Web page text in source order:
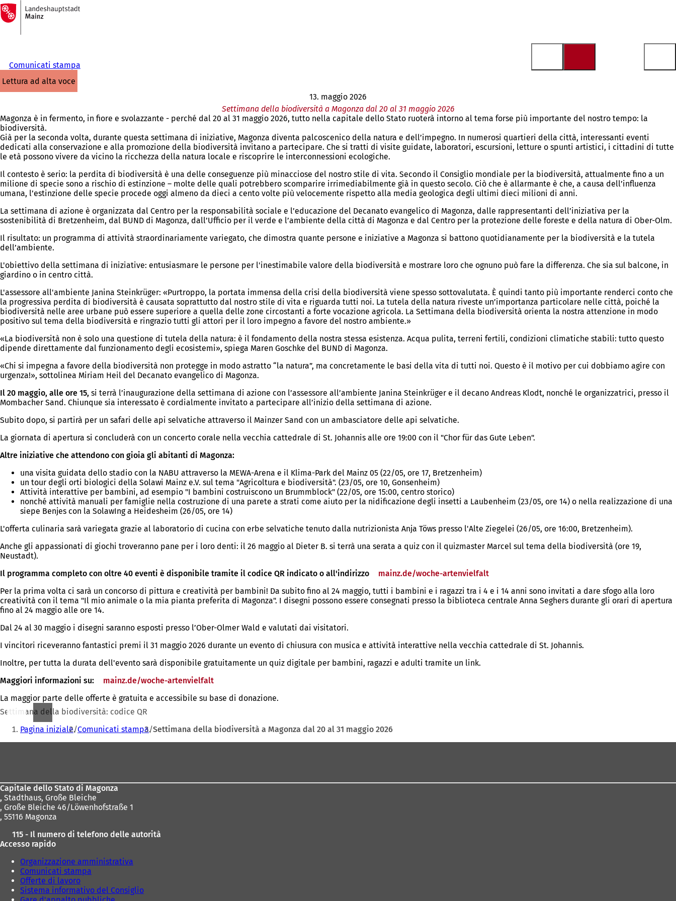
Vai al contenuto
Alla
pagina
iniziale
Comunicati stampa
lettura ad alta voce
13. maggio 2026
Settimana della biodiversità a Magonza dal 20 al 31 maggio 2026
Magonza è in fermento, in fiore e svolazzante - perché dal 20 al 31 maggio 2026, tutto nella capitale dello Stato ruoterà intorno al tema forse più importante del nostro tempo: la
biodiversità.
Già per la seconda volta, durante questa settimana di iniziative, Magonza diventa palcoscenico della natura e dell’impegno. In numerosi quartieri della città, interessanti eventi
dedicati alla conservazione e alla promozione della biodiversità invitano a partecipare. Che si tratti di visite guidate, laboratori, escursioni, letture o spunti artistici, i cittadini di tutte
le età possono vivere da vicino la ricchezza della natura locale e riscoprire le interconnessioni ecologiche.
Il contesto è serio: la perdita di biodiversità è una delle conseguenze più minacciose del nostro stile di vita. Secondo il Consiglio mondiale per la biodiversità, attualmente fino a un
milione di specie sono a rischio di estinzione – molte delle quali potrebbero scomparire irrimediabilmente già in questo secolo. Ciò che è allarmante è che, a causa dell’influenza
umana, l’estinzione delle specie procede oggi almeno da dieci a cento volte più velocemente rispetto alla media geologica degli ultimi dieci milioni di anni.
La settimana di azione è organizzata dal Centro per la responsabilità sociale e l’educazione del Decanato evangelico di Magonza, dalle rappresentanti dell’iniziativa per la
sostenibilità di Bretzenheim, dal BUND di Magonza, dall’Ufficio per il verde e l’ambiente della città di Magonza e dal Centro per la protezione delle foreste e della natura di Ober-Olm.
Il risultato: un programma di attività straordinariamente variegato, che dimostra quante persone e iniziative a Magonza si battono quotidianamente per la biodiversità e la tutela
dell’ambiente.
L'obiettivo della settimana di iniziative: entusiasmare le persone per l'inestimabile valore della biodiversità e mostrare loro che ognuno può fare la differenza. Che sia sul balcone, in
giardino o in centro città.
L'assessore all'ambiente Janina Steinkrüger: «Purtroppo, la portata immensa della crisi della biodiversità viene spesso sottovalutata. È quindi tanto più importante renderci conto che
la progressiva perdita di biodiversità è causata soprattutto dal nostro stile di vita e riguarda tutti noi. La tutela della natura riveste un’importanza particolare nelle città, poiché la
biodiversità nelle aree urbane può essere superiore a quella delle zone circostanti a forte vocazione agricola. La Settimana della biodiversità orienta la nostra attenzione in modo
positivo sul tema della biodiversità e ringrazio tutti gli attori per il loro impegno a favore del nostro ambiente.»
«La biodiversità non è solo una questione di tutela della natura: è il fondamento della nostra stessa esistenza. Acqua pulita, terreni fertili, condizioni climatiche stabili: tutto questo
dipende direttamente dal funzionamento degli ecosistemi», spiega Maren Goschke del BUND di Magonza.
«Chi si impegna a favore della biodiversità non protegge in modo astratto “la natura”, ma concretamente le basi della vita di tutti noi. Questo è il motivo per cui dobbiamo agire con
urgenza!», sottolinea Miriam Heil del Decanato evangelico di Magonza.
Il 20 maggio, alle ore 15, si terrà l’inaugurazione della settimana di azione con l’assessore all’ambiente Janina Steinkrüger e il decano Andreas Klodt, nonché le organizzatrici, presso il
Mombacher Sand. Chiunque sia interessato è cordialmente invitato a partecipare all’inizio della settimana di azione.
Subito dopo, si partirà per un safari delle api selvatiche attraverso il Mainzer Sand con un ambasciatore delle api selvatiche.
La giornata di apertura si concluderà con un concerto corale nella vecchia cattedrale di St. Johannis alle ore 19:00 con il "Chor für das Gute Leben".
Altre iniziative che attendono con gioia gli abitanti di Magonza:
una visita guidata dello stadio con la NABU attraverso la MEWA-Arena e il Klima-Park del Mainz 05 (22/05, ore 17, Bretzenheim)
un tour degli orti biologici della Solawi Mainz e.V. sul tema "Agricoltura e biodiversità". (23/05, ore 10, Gonsenheim)
Attività interattive per bambini, ad esempio "I bambini costruiscono un Brummblock" (22/05, ore 15:00, centro storico)
nonché attività manuali per famiglie nella costruzione di una parete a strati come aiuto per la nidificazione degli insetti a Laubenheim (23/05, ore 14) o nella realizzazione di una
siepe Benjes con la SolawIng a Heidesheim (26/05, ore 14)
L'offerta culinaria sarà variegata grazie al laboratorio di cucina con erbe selvatiche tenuto dalla nutrizionista Anja Töws presso l'Alte Ziegelei (26/05, ore 16:00, Bretzenheim).
Anche gli appassionati di giochi troveranno pane per i loro denti: il 26 maggio al Dieter B. si terrà una serata a quiz con il quizmaster Marcel sul tema della biodiversità (ore 19,
Neustadt).
Il programma completo con oltre 40 eventi è disponibile tramite il codice QR indicato o all'indirizzo
mainz.de/woche-artenvielfalt
in
una
Per la prima volta ci sarà un concorso di pittura e creatività per bambini! Da subito fino al 24 maggio, tutti i bambini e i ragazzi tra i 4 e i 14 anni sono invitati a dare sfogo alla loro
creatività con il tema "Il mio animale o la mia pianta preferita di Magonza". I disegni possono essere consegnati presso la biblioteca centrale Anna Seghers durante gli orari di apertura
fino al 24 maggio alle ore 14.
Dal 24 al 30 maggio i disegni saranno esposti presso l’Ober-Olmer Wald e valutati dai visitatori.
I vincitori riceveranno fantastici premi il 31 maggio 2026 durante un evento di chiusura con musica e attività interattive nella vecchia cattedrale di St. Johannis.
Inoltre, per tutta la durata dell'evento sarà disponibile gratuitamente un quiz digitale per bambini, ragazzi e adulti tramite un link.
Maggiori informazioni su:
mainz.de/woche-artenvielfalt
in
scheda)
La maggior parte delle offerte è gratuita e accessibile su base di donazione.
Settimana della biodiversità: codice QR
Siete
qui:
Pagina iniziale Comunicati stampa Settimana della biodiversità a Magonza dal 20 al 31 maggio 2026
Capitale dello Stato di Magonza
, Stadthaus, Große Bleiche
, Große Bleiche 46/Löwenhofstraße 1
, 55116 Magonza
115 - Il numero di telefono delle autorità
Accesso rapido
Organizzazione amministrativa
Comunicati stampa
Offerte di lavoro
Sistema informativo del Consiglio